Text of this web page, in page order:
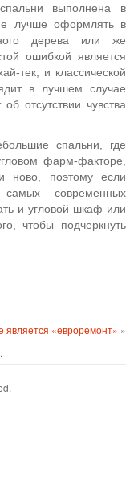
выполнена в
лучше оформлять в
дерева или же
ошибкой является
тек, и классической
в лучшем случае
отсутствии чувства
спальни, где
фарм-факторе,
ново, поэтому если
современных
и угловой шкаф или
чтобы подчеркнуть
является «евроремонт» »